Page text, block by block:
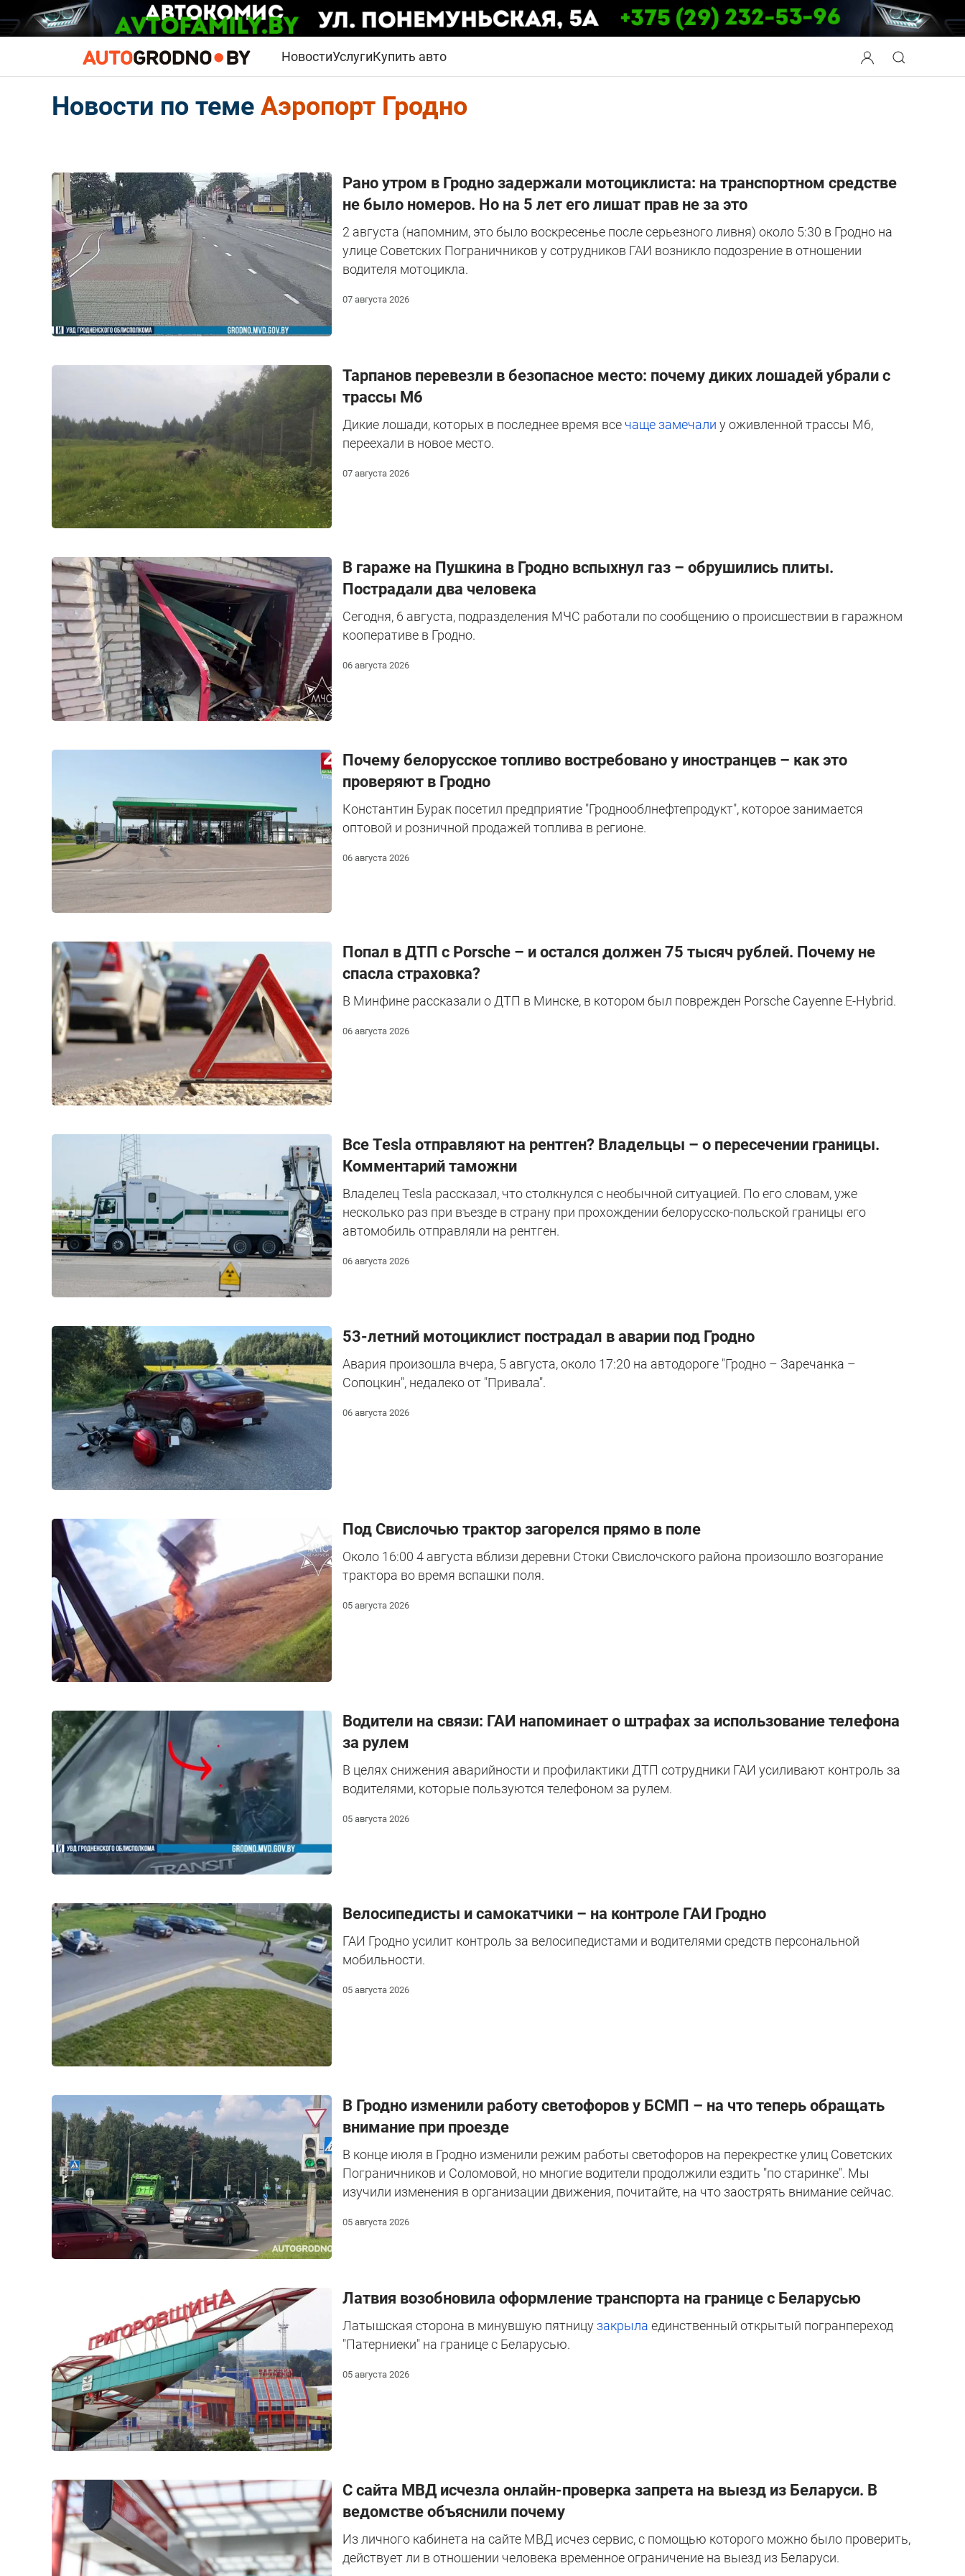
НовостиУслугиКупить авто
Новости по теме Аэропорт Гродно
Рано утром в Гродно задержали мотоциклиста: на транспортном средстве
не было номеров. Но на 5 лет его лишат прав не за это
2 августа (напомним, это было воскресенье после серьезного ливня) около 5:30 в Гродно на
улице Советских Пограничников у сотрудников ГАИ возникло подозрение в отношении
водителя мотоцикла.
07 августа 2026
Тарпанов перевезли в безопасное место: почему диких лошадей убрали с
трассы М6
Дикие лошади, которых в последнее время все чаще замечали у оживленной трассы М6,
переехали в новое место.
07 августа 2026
В гараже на Пушкина в Гродно вспыхнул газ – обрушились плиты.
Пострадали два человека
Сегодня, 6 августа, подразделения МЧС работали по сообщению о происшествии в гаражном
кооперативе в Гродно.
06 августа 2026
Почему белорусское топливо востребовано у иностранцев – как это
проверяют в Гродно
Константин Бурак посетил предприятие "Гроднооблнефтепродукт", которое занимается
оптовой и розничной продажей топлива в регионе.
06 августа 2026
​Попал в ДТП с Porsche – и остался должен 75 тысяч рублей. Почему не
спасла страховка?
В Минфине рассказали о ДТП в Минске, в котором был поврежден Porsche Cayenne E-Hybrid.
06 августа 2026
Все Tesla отправляют на рентген? Владельцы – о пересечении границы.
Комментарий таможни
Владелец Tesla рассказал, что столкнулся с необычной ситуацией. По его словам, уже
несколько раз при въезде в страну при прохождении белорусско-польской границы его
автомобиль отправляли на рентген.
06 августа 2026
53-летний мотоциклист пострадал в аварии под Гродно
Авария произошла вчера, 5 августа, около 17:20 на автодороге "Гродно – Заречанка –
Сопоцкин", недалеко от "Привала".
06 августа 2026
Под Свислочью трактор загорелся прямо в поле
Около 16:00 4 августа вблизи деревни Стоки Свислочского района произошло возгорание
трактора во время вспашки поля.
05 августа 2026
Водители на связи: ГАИ напоминает о штрафах за использование телефона
за рулем
В целях снижения аварийности и профилактики ДТП сотрудники ГАИ усиливают контроль за
водителями, которые пользуются телефоном за рулем.
05 августа 2026
Велосипедисты и самокатчики – на контроле ГАИ Гродно
ГАИ Гродно усилит контроль за велосипедистами и водителями средств персональной
мобильности.
05 августа 2026
В Гродно изменили работу светофоров у БСМП – на что теперь обращать
внимание при проезде
В конце июля в Гродно изменили режим работы светофоров на перекрестке улиц Советских
Пограничников и Соломовой, но многие водители продолжили ездить "по старинке". Мы
изучили изменения в организации движения, почитайте, на что заострять внимание сейчас.
05 августа 2026
Латвия возобновила оформление транспорта на границе с Беларусью
Латышская сторона в минувшую пятницу закрыла единственный открытый погранпереход
"Патерниеки" на границе с Беларусью.
05 августа 2026
С сайта МВД исчезла онлайн-проверка запрета на выезд из Беларуси. В
ведомстве объяснили почему
Из личного кабинета на сайте МВД исчез сервис, с помощью которого можно было проверить,
действует ли в отношении человека временное ограничение на выезд из Беларуси.